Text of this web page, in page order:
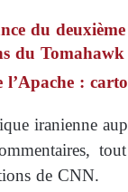
du
du Tomahawk
:
iranienne
de CNN.